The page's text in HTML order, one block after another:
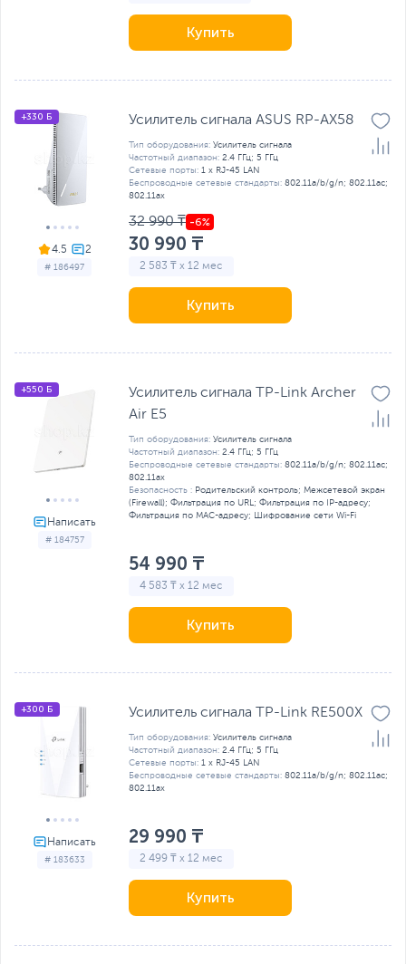
Купить
4.5
# 186497
+330 Б Усилитель сигнала ASUS RP-AX58
Тип оборудования: Усилитель сигнала
Частотный диапазон: 2.4 ГГц; 5 ГГц
Сетевые порты: 1 x RJ-45 LAN
Беспроводные сетевые стандарты: 802.11a/b/g/n; 802.11ac;
802.11ax
32 990 ₸
30 990 ₸
2 583 ₸ x 12 мес
Купить
# 184757
+550 Б
Усилитель сигнала TP-Link Archer
Air E5
Тип оборудования: Усилитель сигнала
Частотный диапазон: 2.4 ГГц; 5 ГГц
Беспроводные сетевые стандарты: 802.11a/b/g/n; 802.11ac;
802.11ax
Безопасность : Родительский контроль; Межсетевой экран
(Firewall); Фильтрация по URL; Фильтрация по IP-адресу;
Фильтрация по MAC-адресу; Шифрование сети Wi-Fi
54 990 ₸
4 583 ₸ x 12 мес
Купить
# 183633
+300 Б Усилитель сигнала TP-Link RE500X
Тип оборудования: Усилитель сигнала
Частотный диапазон: 2.4 ГГц; 5 ГГц
Сетевые порты: 1 x RJ-45 LAN
Беспроводные сетевые стандарты: 802.11a/b/g/n; 802.11ac;
802.11ax
29 990 ₸
2 499 ₸ x 12 мес
Купить